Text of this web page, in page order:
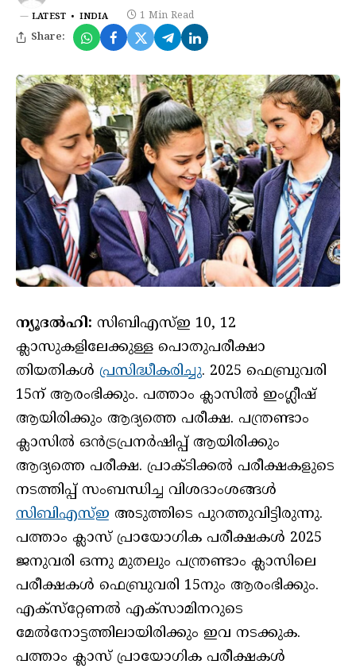
LATEST INDIA 1 Min Read
Share:
ന്യൂദൽഹി: സിബിഎസ്ഇ 10, 12
ക്ലാസുകളിലേക്കുള്ള പൊതുപരീക്ഷാ
തിയതികൾ പ്രസിദ്ധീകരിച്ചു. 2025 ഫെബ്രുവരി
15ന് ആരംഭിക്കും. പത്താം ക്ലാസിൽ ഇംഗ്ലീഷ്
ആയിരിക്കും ആദ്യത്തെ പരീക്ഷ. പന്ത്രണ്ടാം
ക്ലാസിൽ ഒൻട്രപ്രനർഷിപ്പ് ആയിരിക്കും
ആദ്യത്തെ പരീക്ഷ. പ്രാക്ടിക്കൽ പരീക്ഷകളുടെ
നടത്തിപ്പ് സംബന്ധിച്ച വിശദാംശങ്ങൾ
സിബിഎസ്ഇ അടുത്തിടെ പുറത്തുവിട്ടിരുന്നു.
പത്താം ക്ലാസ് പ്രായോഗിക പരീക്ഷകൾ 2025
ജനുവരി ഒന്നു മുതലും പന്ത്രണ്ടാം ക്ലാസിലെ
പരീക്ഷകൾ ഫെബ്രുവരി 15നും ആരംഭിക്കും.
എക്‌സ്‌റ്റേണൽ എക്‌സാമിനറുടെ
മേൽനോട്ടത്തിലായിരിക്കും ഇവ നടക്കുക.
പത്താം ക്ലാസ് പ്രായോഗിക പരീക്ഷകൾ